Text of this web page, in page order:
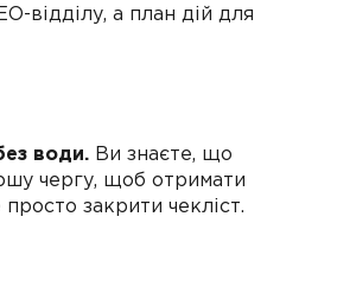
відділу, а план дій для
води. Ви знаєте, що
чергу, щоб отримати
закрити чекліст.